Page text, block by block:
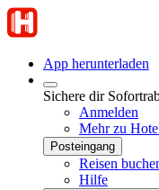
App herunterladen
Sichere dir
Anmelden
Mehr zu
Posteingang
Reisen
Hilfe